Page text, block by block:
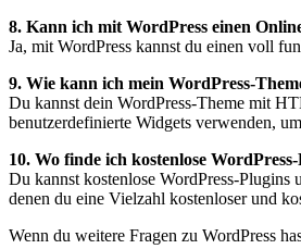
8. Kann ich mit WordPress einen
Ja, mit WordPress kannst du einen voll
9. Wie kann ich mein WordPress-
Du kannst dein WordPress-Theme mit
benutzerdefinierte Widgets verwenden,
10. Wo finde ich kostenlose
Du kannst kostenlose WordPress-Plugins
denen du eine Vielzahl kostenloser und
Wenn du weitere Fragen zu WordPress